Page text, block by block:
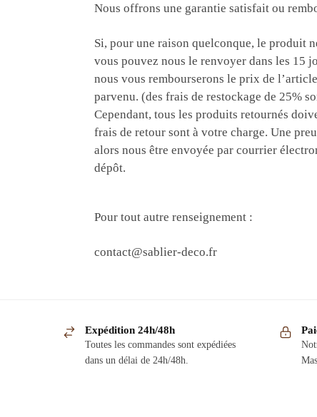
Nous offrons une garantie satisfait ou
Si, pour une raison quelconque, le produit
vous pouvez nous le renvoyer dans les 15
nous vous rembourserons le prix de
parvenu. (des frais de restockage de 25%
Cependant, tous les produits retournés
frais de retour sont à votre charge. Une
alors nous être envoyée par courrier
dépôt.
Pour tout autre renseignement :
contact@sablier-deco.fr
Expédition 24h/48h
Toutes les commandes sont expédiées
dans un délai de 24h/48h.